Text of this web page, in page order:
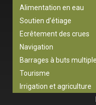
Alimentation en eau
Soutien d’étiage
Ecrêtement des crues
Navigation
Barrages à buts
Tourisme
Irrigation et agriculture